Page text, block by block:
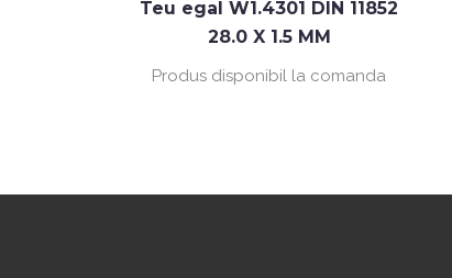
Teu egal W1.4301 DIN 11852
28.0 X 1.5 MM
Produs disponibil la comanda